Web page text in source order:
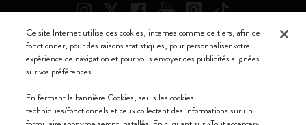
Moleskine ® est une marque enregistrée de Moleskine Srl a socio unico
Italia - P. IVA / CCIAA n. 07234480965 - REA MI 1945400 - Cap.
Soc. €2.181.513,42
Ce site Internet utilise des cookies, internes comme de tiers, afin de
fonctionner, pour des raisons statistiques, pour personnaliser votre
expérience de navigation et pour vous envoyer des publicités alignées
sur vos préférences.
En fermant la bannière Cookies, seuls les cookies
techniques/fonctionnels et ceux collectant des informations sur un